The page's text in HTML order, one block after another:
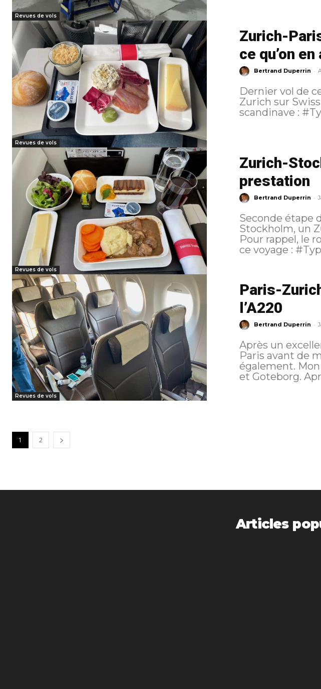
Revues de vols
Revues de vols
Zurich-
ce qu’on
Bertrand Duperrin -
Dernier vol de
Zurich sur Swiss en Business
Revues de vols
Zurich-
prestation
Bertrand Duperrin -
Seconde étape
Stockholm, un
Pour rappel, le routing
ce
Revues de vols
Paris-
l’A220
Bertrand Duperrin -
Après un
Paris avant de
également.
et
1 2
Articles